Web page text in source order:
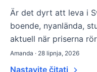
Är det dyrt att leva i
boende, nyanlända,
aktuell när priserna
Amanda · 28 lipnja, 2026
Nastavite čitati